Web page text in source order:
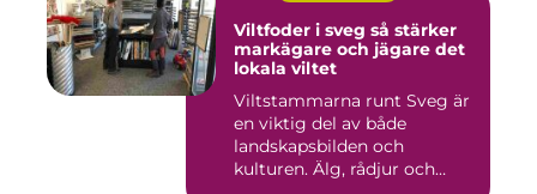
Viltfoder i sveg så stärker
markägare och jägare det
lokala viltet
Viltstammarna runt Sveg är
en viktig del av både
landskapsbilden och
kulturen. Älg, rådjur och